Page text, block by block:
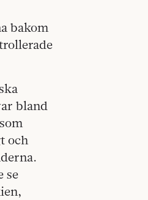
bakom
bland
och
se